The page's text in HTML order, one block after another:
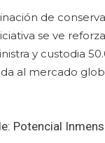
de
se ve
y custodia
al mercado
Potencial